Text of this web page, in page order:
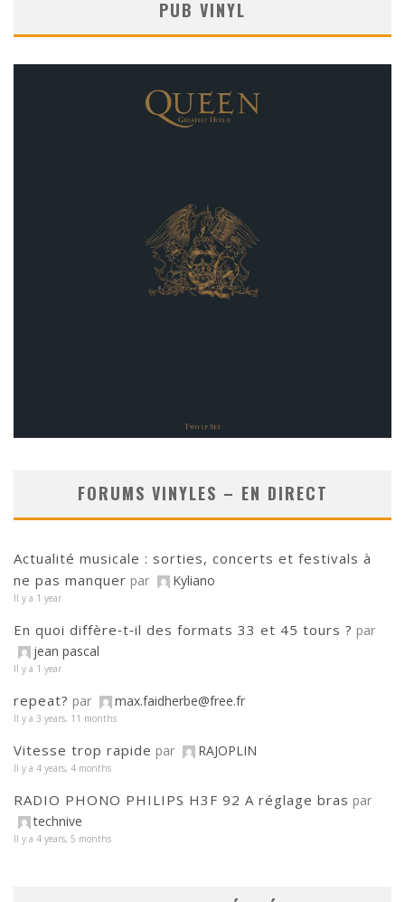
PUB VINYL
FORUMS VINYLES – EN DIRECT
Actualité musicale : sorties, concerts et festivals à
ne pas manquer par Kyliano
Il y a 1 year
En quoi diffère‑t‑il des formats 33 et 45 tours ? par
jean pascal
Il y a 1 year
repeat? par max.faidherbe@free.fr
Il y a 3 years, 11 months
Vitesse trop rapide par RAJOPLIN
Il y a 4 years, 4 months
RADIO PHONO PHILIPS H3F 92 A réglage bras par
technive
Il y a 4 years, 5 months